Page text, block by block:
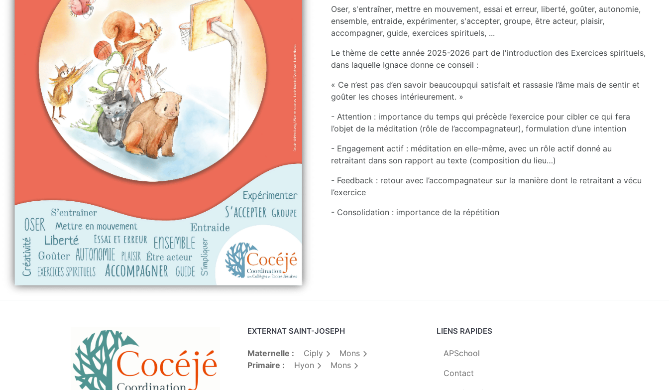
Oser, s'entraîner, mettre en mouvement, essai et erreur, liberté, goûter, autonomie,
ensemble, entraide, expérimenter, s'accepter, groupe, être acteur, plaisir,
accompagner, guide, exercices spirituels, ...
Le thème de cette année 2025-2026 part de l'introduction des Exercices spirituels,
dans laquelle Ignace donne ce conseil :
« Ce n’est pas d’en savoir beaucoupqui satisfait et rassasie l’âme mais de sentir et
goûter les choses intérieurement. »
- Attention : importance du temps qui précède l’exercice pour cibler ce qui fera
l’objet de la méditation (rôle de l’accompagnateur), formulation d’une intention
- Engagement actif : méditation en elle-même, avec un rôle actif donné au
retraitant dans son rapport au texte (composition du lieu…)
- Feedback : retour avec l’accompagnateur sur la manière dont le retraitant a vécu
l’exercice
- Consolidation : importance de la répétition
EXTERNAT SAINT-JOSEPH
Maternelle : Ciply
Mons
Primaire :
Hyon Mons
LIENS RAPIDES
APSchool
Contact